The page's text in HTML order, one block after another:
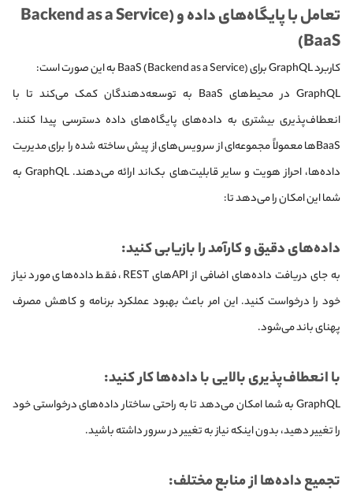
تعامل با پایگاه‌های داده و (Backend as a Service
(BaaS
کاربرد GraphQL برای BaaS (Backend as a Service) به این صورت است:
GraphQL در محیط‌های BaaS به توسعه‌دهندگان کمک می‌کند تا با
انعطاف‌پذیری بیشتری به داده‌های پایگاه‌های داده دسترسی پیدا کنند.
BaaSها معمولاً مجموعه‌ای از سرویس‌های از پیش ساخته شده را برای مدیریت
داده‌ها، احراز هویت و سایر قابلیت‌های بک‌اند ارائه می‌دهند. GraphQL به
شما این امکان را می‌دهد تا:
داده‌های دقیق و کارآمد را بازیابی کنید:
به جای دریافت داده‌های اضافی از APIهای REST، فقط داده‌های مورد نیاز
خود را درخواست کنید. این امر باعث بهبود عملکرد برنامه و کاهش مصرف
پهنای باند می‌شود.
با انعطاف‌پذیری بالایی با داده‌ها کار کنید:
GraphQL به شما امکان می‌دهد تا به راحتی ساختار داده‌های درخواستی خود
را تغییر دهید، بدون اینکه نیاز به تغییر در سرور داشته باشید.
تجمیع داده‌ها از منابع مختلف: